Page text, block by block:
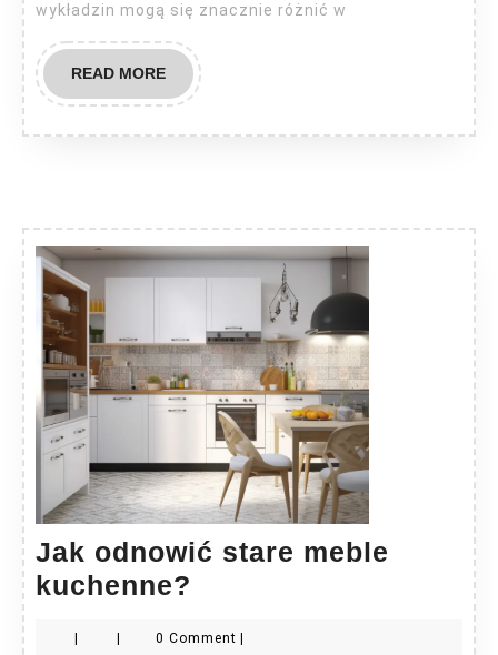
wykładzin mogą się znacznie różnić w
READ MOREREAD
MORE
Jak odnowić stare meble
kuchenne?
| | 0 Comment |